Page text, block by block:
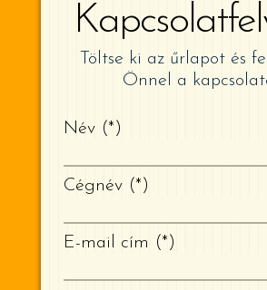
Töltse ki az űrlapot és
Önnel a
Név *
Cégnév *
E-mail cím *